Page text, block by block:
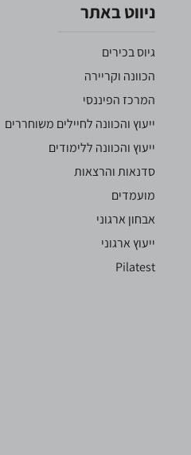
ניווט באתר
גיוס בכירים
הכוונה וקריירה
המרכז הפיננסי
ייעוץ והכוונה לחיילים משוחררים
ייעוץ והכוונה ללימודים
סדנאות והרצאות
מועמדים
אבחון ארגוני
ייעוץ ארגוני
Pilatest